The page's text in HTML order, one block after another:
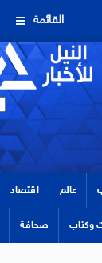
القائمة
عالم اقتصاد
وكتاب صحافة